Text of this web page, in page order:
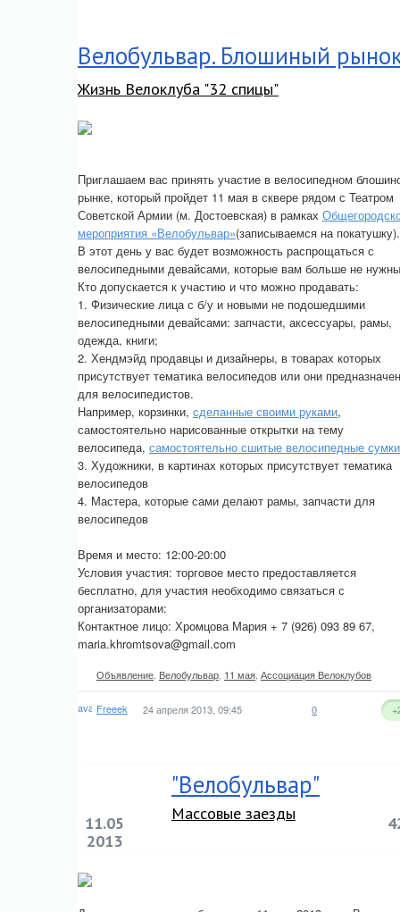
Велобульвар. Блошиный
Жизнь Велоклуба "32 спицы"
Приглашаем вас принять участие в велосипедном
рынке, который пройдет 11 мая в сквере рядом с Театром
Советской Армии (м. Достоевская) в рамках
мероприятия «Велобульвар»(записываемся на покатушку).
В этот день у вас будет возможность распрощаться с
велосипедными девайсами, которые вам больше не
Кто допускается к участию и что можно продавать:
1. Физические лица с б/у и новыми не подошедшими
велосипедными девайсами: запчасти, аксессуары, рамы,
одежда, книги;
2. Хендмэйд продавцы и дизайнеры, в товарах которых
присутствует тематика велосипедов или они
для велосипедистов.
Например, корзинки, сделанные своими руками,
самостоятельно нарисованные открытки на тему
велосипеда, самостоятельно сшитые велосипедные сумки
3. Художники, в картинах которых присутствует тематика
велосипедов
4. Мастера, которые сами делают рамы, запчасти для
велосипедов
Время и место: 12:00-20:00
Условия участия: торговое место предоставляется
бесплатно, для участия необходимо связаться с
организаторами:
Контактное лицо: Хромцова Мария + 7 (926) 093 89 67,
maria.khromtsova@gmail.com
Объявление Велобульвар 11 мая Ассоциация Велоклубов
Freeek 24 апреля 2013, 09:45 0
11.05
2013
"Велобульвар"
Массовые заезды